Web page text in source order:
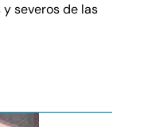
severos de las